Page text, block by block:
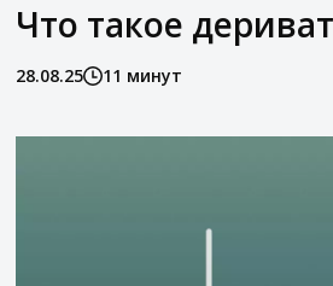
Что такое
28.08.25 11 минут